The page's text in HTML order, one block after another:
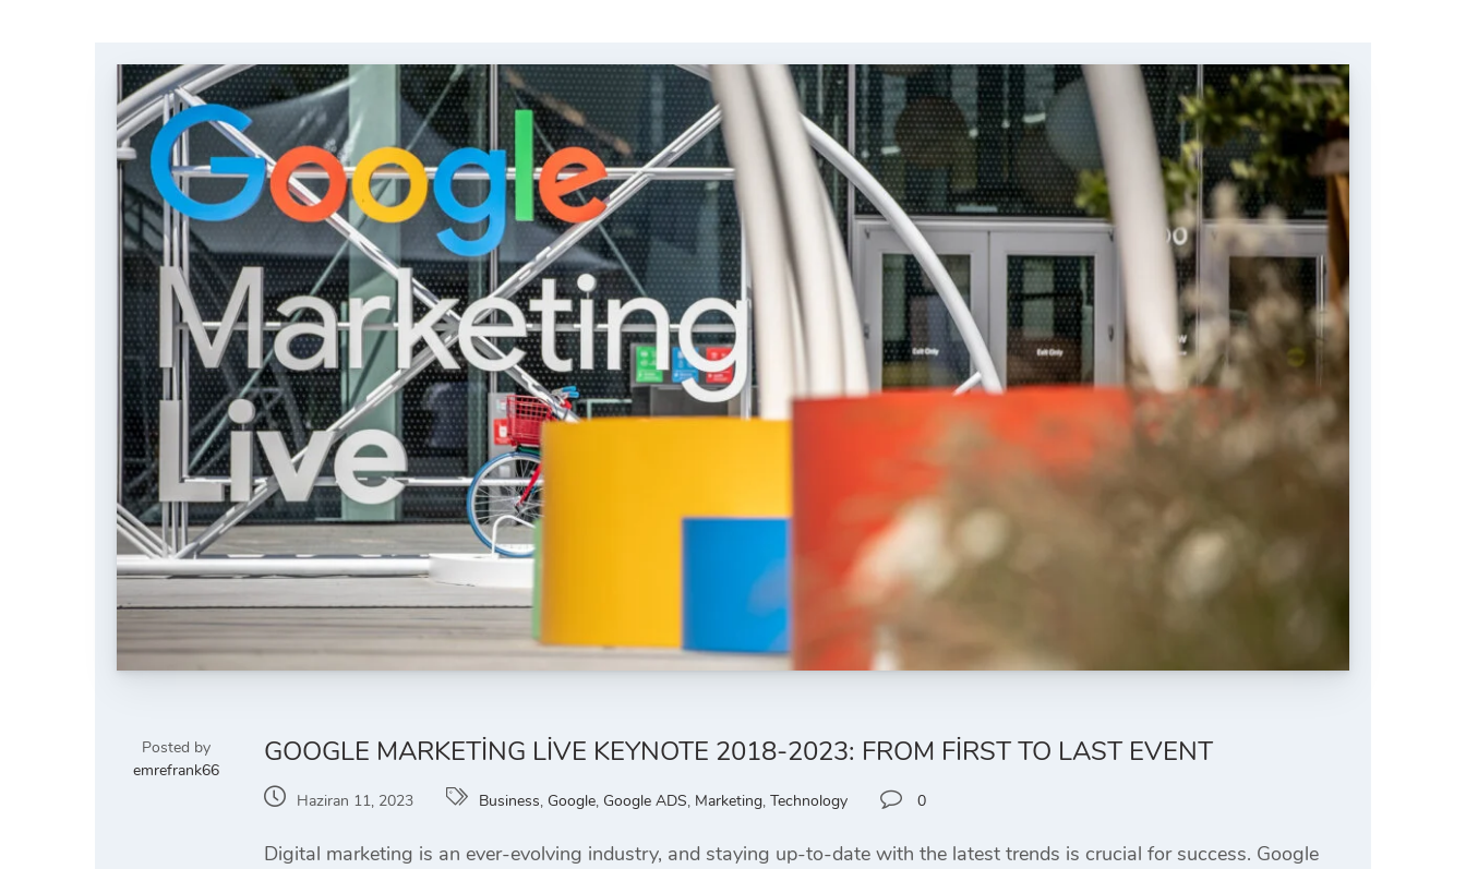
Posted by
emrefrank66
GOOGLE MARKETING LIVE KEYNOTE 2018-2023: FROM FIRST TO LAST EVENT
Haziran 11, 2023 Business, Google, Google ADS, Marketing, Technology 0
Digital marketing is an ever-evolving industry, and staying up-to-date with the latest trends is crucial for success. Google